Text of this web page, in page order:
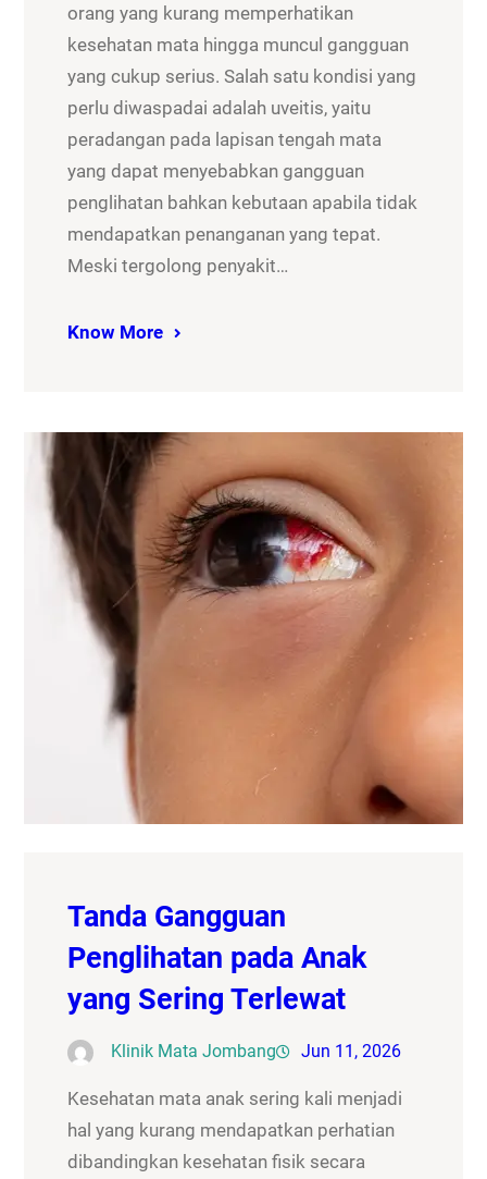
orang yang kurang memperhatikan
kesehatan mata hingga muncul gangguan
yang cukup serius. Salah satu kondisi yang
perlu diwaspadai adalah uveitis, yaitu
peradangan pada lapisan tengah mata
yang dapat menyebabkan gangguan
penglihatan bahkan kebutaan apabila tidak
mendapatkan penanganan yang tepat.
Meski tergolong penyakit…
Know More
Tanda Gangguan
Penglihatan pada Anak
yang Sering Terlewat
Klinik Mata Jombang Jun 11, 2026
Kesehatan mata anak sering kali menjadi
hal yang kurang mendapatkan perhatian
dibandingkan kesehatan fisik secara